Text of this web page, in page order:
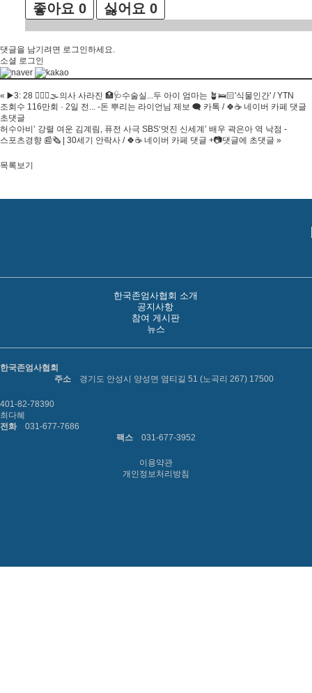
좋아요 0 싫어요 0
댓글을 남기려면 로그인하세요.
소셜 로그인
« ▶️3: 28 🧑🏻‍⚕️🌫의사 사라진 🏥🩺수술실...두 아이 엄마는 🪴🛌🏻'식물인간' / YTN
조회수 116만회 · 2일 전... -돈 뿌리는 라이언님 제보 🗨 카톡 / 🍀☕ 네이버 카페 댓글
초댓글
허수아비’ 강렬 여운 김계림, 퓨전 사극 SBS‘멋진 신세계’ 배우 곽은아 역 낙점 -
스포츠경향 📰🗞 | 30세기 안락사 / 🍀☕ 네이버 카페 댓글 +📷댓글에 초댓글 »
목록보기
한국존엄사협회 소개
공지사항
참여 게시판
뉴스
한국존엄사협회
주소
경기도 안성시 양성면 염티길 51 (노곡리 267) 17500
401-82-78390
최다혜
전화
031-677-7686
팩스
031-677-3952
이용약관
개인정보처리방침